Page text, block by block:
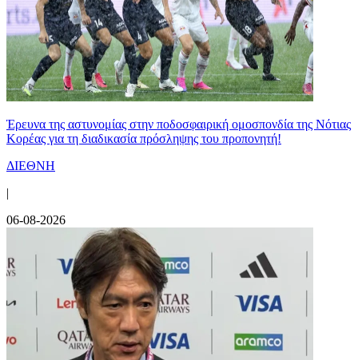
Έρευνα της αστυνομίας στην ποδοσφαιρική ομοσπονδία της Νότιας
Κορέας για τη διαδικασία πρόσληψης του προπονητή!
ΔΙΕΘΝΗ
|
06-08-2026